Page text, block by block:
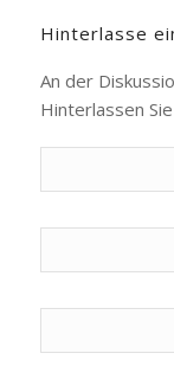
Hinterlasse
An der
Hinterlassen